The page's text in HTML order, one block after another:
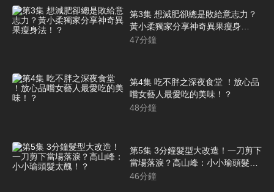
第3集 想減肥卻總是敗給意志力？
黃小柔獨家分享神奇異果瘦身
法！？
47分鐘
第4集 吃不胖之深夜食堂 ！放心品
嚐女藝人最愛吃的美味！？
48分鐘
第5集 3分鐘髮型大改造！一刀剪下
當場落淚？高山峰：小小瑜頭髮太
醜！？
46分鐘